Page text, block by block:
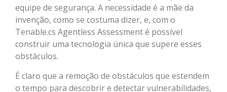
equipe de segurança. A necessidade é a mãe da
invenção, como se costuma dizer, e, com o
Tenable.cs Agentless Assessment é possível
construir uma tecnologia única que supere esses
obstáculos.
É claro que a remoção de obstáculos que estendem
o tempo para descobrir e detectar vulnerabilidades,